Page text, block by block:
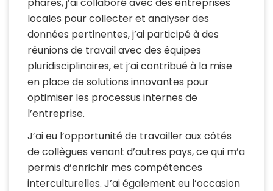
locales pour collecter et analyser des
données pertinentes, j’ai participé à des
réunions de travail avec des équipes
pluridisciplinaires, et j’ai contribué à la mise
en place de solutions innovantes pour
optimiser les processus internes de
l’entreprise.
J’ai eu l’opportunité de travailler aux côtés
de collègues venant d’autres pays, ce qui m’a
permis d’enrichir mes compétences
interculturelles. J’ai également eu l’occasion